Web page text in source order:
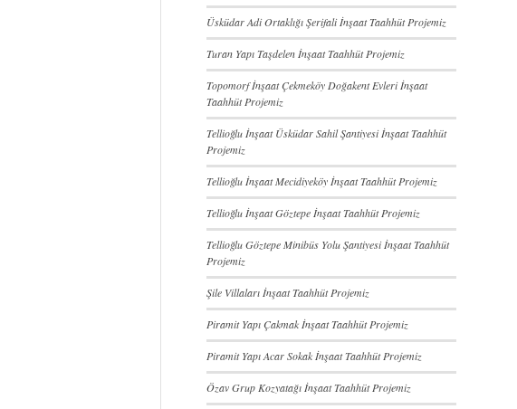
Üsküdar Adi Ortaklığı Şerifali İnşaat Taahhüt Projemiz
Turan Yapı Taşdelen İnşaat Taahhüt Projemiz
Topomorf İnşaat Çekmeköy Doğakent Evleri İnşaat
Taahhüt Projemiz
Tellioğlu İnşaat Üsküdar Sahil Şantiyesi İnşaat Taahhüt
Projemiz
Tellioğlu İnşaat Mecidiyeköy İnşaat Taahhüt Projemiz
Tellioğlu İnşaat Göztepe İnşaat Taahhüt Projemiz
Tellioğlu Göztepe Minibüs Yolu Şantiyesi İnşaat Taahhüt
Projemiz
Şile Villaları İnşaat Taahhüt Projemiz
Piramit Yapı Çakmak İnşaat Taahhüt Projemiz
Piramit Yapı Acar Sokak İnşaat Taahhüt Projemiz
Özav Grup Kozyatağı İnşaat Taahhüt Projemiz